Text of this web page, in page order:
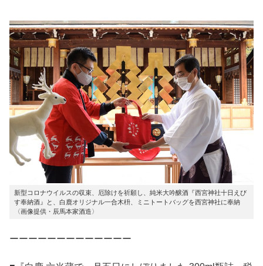
新型コロナウイルスの収束、厄除けを祈願し、純米大吟醸酒『西宮神社十日えび
す奉納酒』と、白鹿オリジナル一合木枡、ミニトートバッグを西宮神社に奉納
〈画像提供・辰馬本家酒造〉
ーーーーーーーーーーーーー